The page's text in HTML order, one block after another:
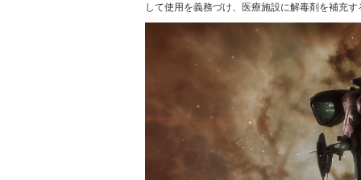
して使用を義務づけ、医療施設に解毒剤を補充